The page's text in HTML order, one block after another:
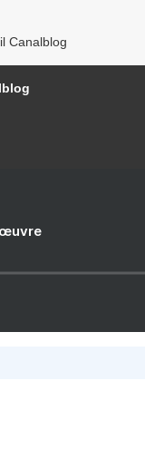
Canalblog